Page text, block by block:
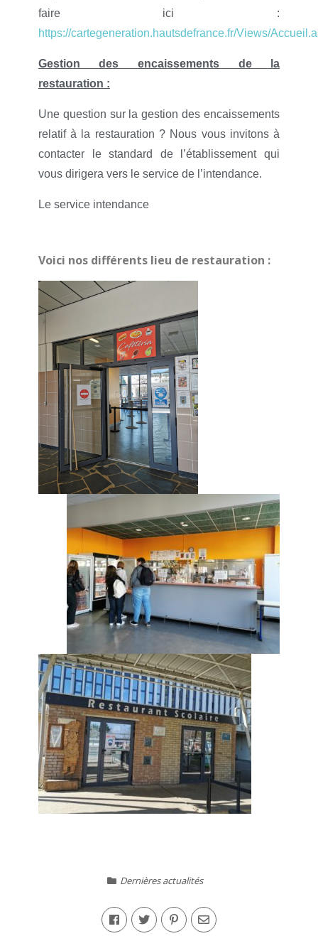
faire ici :
https://cartegeneration.hautsdefrance.fr/Views/
Gestion des encaissements de la
restauration :
Une question sur la gestion des encaissements
relatif à la restauration ? Nous vous invitons à
contacter le standard de l’établissement qui
vous dirigera vers le service de l’intendance.
Le service intendance
Voici nos différents lieu de restauration :
Dernières actualités